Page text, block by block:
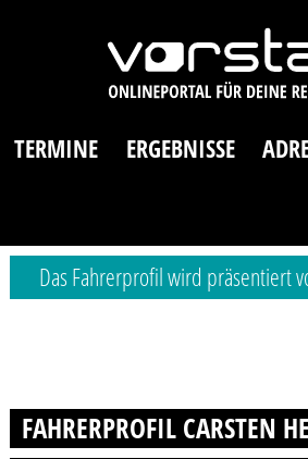
TERMINE ERGEBNISSE
Das Fahrerprofil wird präsentiert
FAHRERPROFIL CARSTEN